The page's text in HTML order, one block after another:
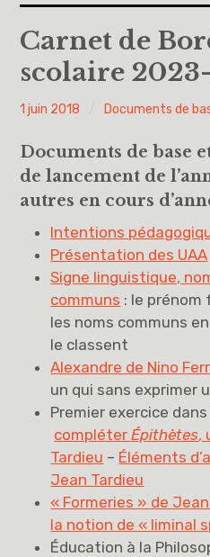
Accueil
A propos
Vous avez dit UAA ?
UAA0
UAA1
UAA2
UAA3
UAA4
UAA5
UAA6
Éducation à la
Carnet de
scolaire
PYH
1 juin 2018 Documents de
Documents de base
de lancement de
autres en cours
Intentions
Présentation des UAA
Signe linguistique,
communs : le prénom
les noms communs
le classent
Alexandre de Nino
un qui sans exprimer
Premier exercice dans
compléterÉpithètes,
Tardieu – Éléments
Jean Tardieu
« Formeries » de
la notion de « liminal
Éducation à la